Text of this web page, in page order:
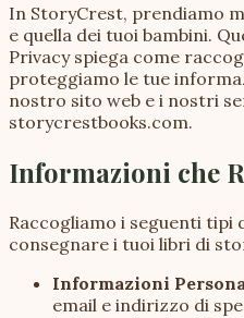
In StoryCrest, prendiamo
e quella dei tuoi bambini.
Privacy spiega come
proteggiamo le tue
nostro sito web e i nostri
storycrestbooks.com.
Informazioni che
Raccogliamo i seguenti
consegnare i tuoi libri di
Informazioni
email e indirizzo di